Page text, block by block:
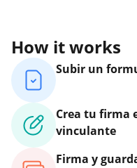
How it works
Subir un
Crea tu firma
vinculante
Firma y